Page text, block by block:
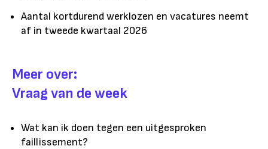
Aantal kortdurend werklozen en vacatures neemt
af in tweede kwartaal 2026
Meer over:
Vraag van de week
Wat kan ik doen tegen een uitgesproken
faillissement?